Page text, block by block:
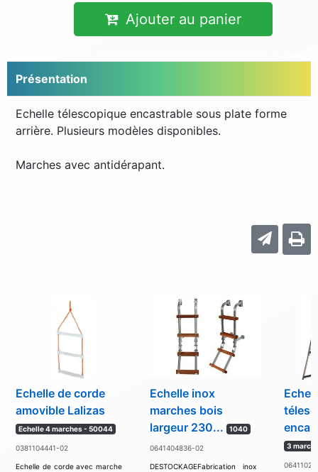
Ajouter au panier
Présentation
Echelle télescopique encastrable sous plate forme
arrière. Plusieurs modèles disponibles.
Marches avec antidérapant.
Echelle de corde
amovible Lalizas
Echelle 4 marches - 50044
0381104441-02
Echelle de corde avec marche
Echelle inox
marches bois
largeur 230...
1040
0641404836-02
DESTOCKAGEFabrication inox
3